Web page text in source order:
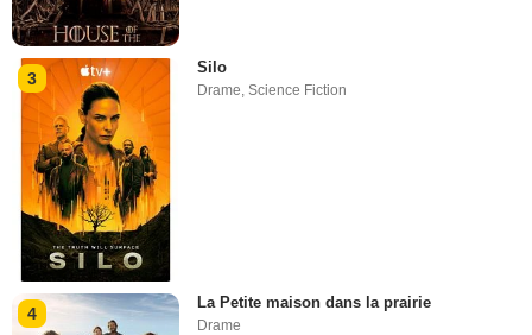
3
Silo
Drame ,Science Fiction
4
La Petite maison dans la prairie
Drame